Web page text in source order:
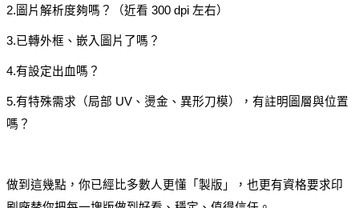
2.圖片解析度夠嗎？（近看 300 dpi 左右）
3.已轉外框、嵌入圖片了嗎？
4.有設定出血嗎？
5.有特殊需求（局部 UV、燙金、異形刀模），有註明圖層與位置
嗎？
做到這幾點，你已經比多數人更懂「製版」，也更有資格要求印